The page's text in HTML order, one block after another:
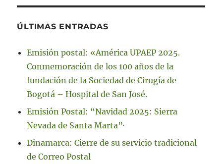
ÚLTIMAS ENTRADAS
Emisión postal: «América UPAEP 2025.
Conmemoración de los 100 años de la
fundación de la Sociedad de Cirugía de
Bogotá – Hospital de San José.
Emisión Postal: “Navidad 2025: Sierra
Nevada de Santa Marta”·
Dinamarca: Cierre de su servicio tradicional
de Correo Postal